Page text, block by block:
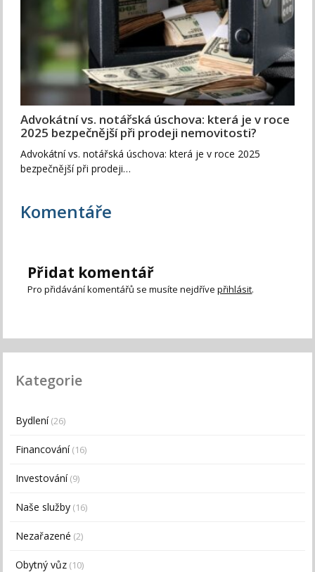
Advokátní vs. notářská úschova: která je v roce
2025 bezpečnější při prodeji nemovitosti?
Advokátní vs. notářská úschova: která je v roce 2025
bezpečnější při prodeji…
Komentáře
Přidat komentář
Pro přidávání komentářů se musíte nejdřívepřihlásit.
Kategorie
Bydlení(26)
Financování(16)
Investování(9)
Naše služby (16)
Nezařazené (2)
Obytný vůz (10)